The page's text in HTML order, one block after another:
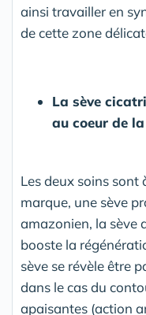
ainsi travailler en
de cette zone
La sève
au coeur de
Les deux soins sont
marque, une sève
amazonien, la sève
booste la
sève se révèle être
dans le cas du
apaisantes (action